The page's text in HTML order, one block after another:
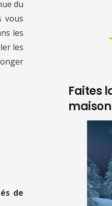
du
vous
les
les
de
Faites